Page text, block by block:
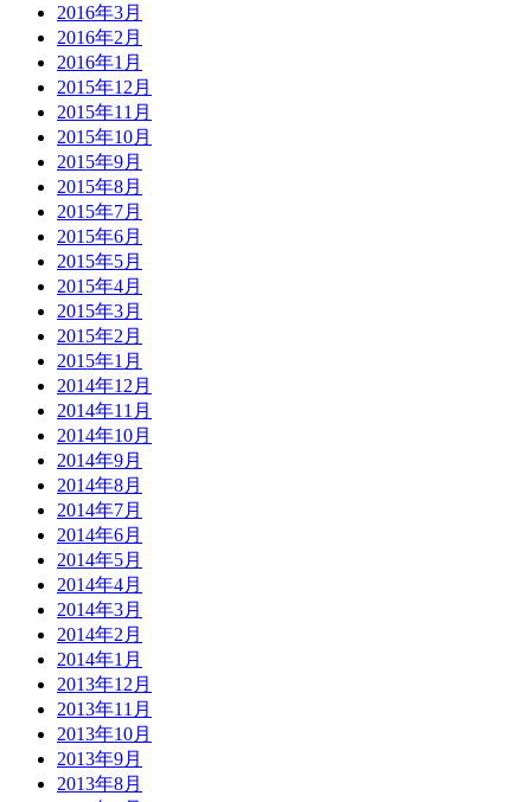
2016年3月
2016年2月
2016年1月
2015年12月
2015年11月
2015年10月
2015年9月
2015年8月
2015年7月
2015年6月
2015年5月
2015年4月
2015年3月
2015年2月
2015年1月
2014年12月
2014年11月
2014年10月
2014年9月
2014年8月
2014年7月
2014年6月
2014年5月
2014年4月
2014年3月
2014年2月
2014年1月
2013年12月
2013年11月
2013年10月
2013年9月
2013年8月